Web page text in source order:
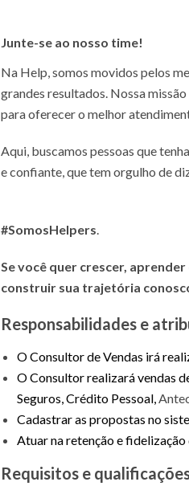
Junte-se ao nosso time!
Na Help, somos movidos pelos
grandes resultados. Nossa
para oferecer o melhor
Aqui, buscamos pessoas que
e confiante, que tem orgulho de
#SomosHelpers.
Se você quer crescer,
construir sua trajetória
Responsabilidades e
O Consultor de Vendas irá
O Consultor realizará vendas
Seguros, Crédito Pessoal,
Cadastrar as propostas no
Atuar na retenção e fidelização
Requisitos e